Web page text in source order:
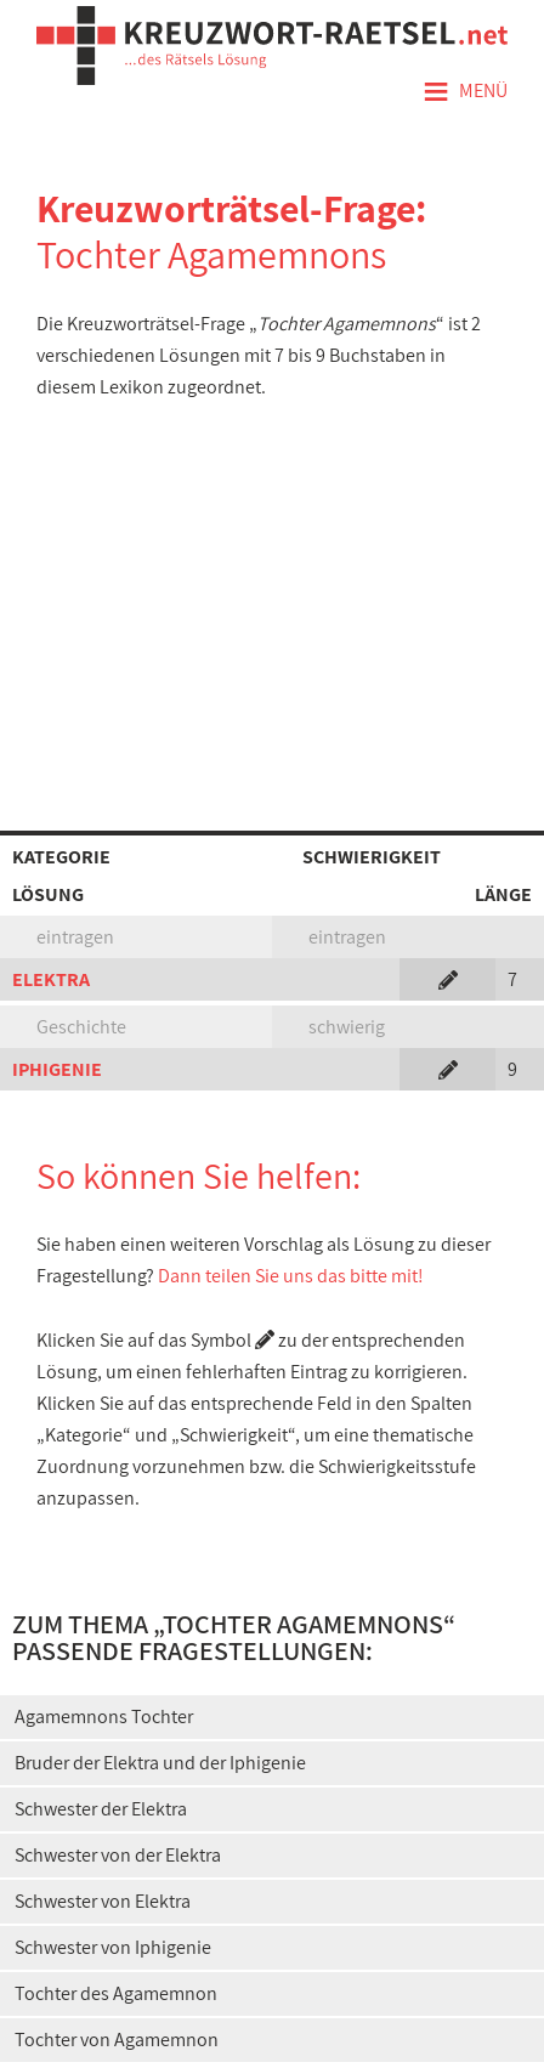
≡ MENÜ
Kreuzworträtsel-Frage:
Tochter Agamemnons
Die Kreuzworträtsel-Frage „Tochter Agamemnons“ ist 2
verschiedenen Lösungen mit 7 bis 9 Buchstaben in
diesem Lexikon zugeordnet.
KATEGORIE
SCHWIERIGKEIT
LÖSUNG
LÄNGE
eintragen
eintragen
ELEKTRA
7
Geschichte
schwierig
IPHIGENIE
9
So können Sie helfen:
Sie haben einen weiteren Vorschlag als Lösung zu dieser
Fragestellung? Dann teilen Sie uns das bitte mit!
Klicken Sie auf das Symbol
zu der entsprechenden
Lösung, um einen fehlerhaften Eintrag zu korrigieren.
Klicken Sie auf das entsprechende Feld in den Spalten
„Kategorie“ und „Schwierigkeit“, um eine thematische
Zuordnung vorzunehmen bzw. die Schwierigkeitsstufe
anzupassen.
ZUM THEMA „TOCHTER AGAMEMNONS“
PASSENDE FRAGESTELLUNGEN:
Agamemnons Tochter
Bruder der Elektra und der Iphigenie
Schwester der Elektra
Schwester von der Elektra
Schwester von Elektra
Schwester von Iphigenie
Tochter des Agamemnon
Tochter von Agamemnon